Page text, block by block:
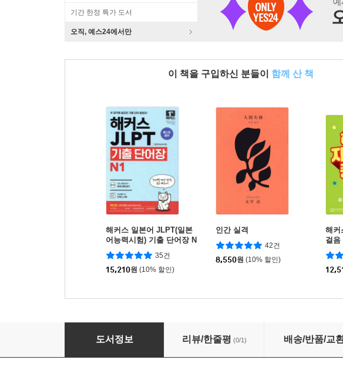
기간 한정 특가 도서
오직, 예스24에서만
이 책을 구입하신 분들이 함께 산 책
해커스 일본어 JLPT(일본
어능력시험) 기출 단어장 N
1
35건
15,210원 (10% 할인)
인간 실격
42건
8,550원 (10% 할인)
해커
걸음
창의적 글쓰기
도서정보 리뷰/한줄평 (0/1) 배송/반품/교